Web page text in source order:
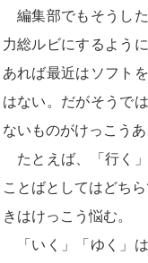
編集部でもそうし
力総ルビにするよう
あれば最近はソフト
はない。だがそうで
ないものがけっこう
たとえば、「行く
ことばとしてはどち
きはけっこう悩む。
「いく」「ゆく」